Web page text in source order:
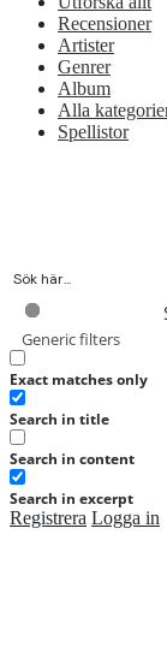
Generic filters
Exact matches only
Search in title
Search in content
Search in excerpt
Registrera Logga in
Recensioner
Artister
Genrer
Album
Alla
Spellistor